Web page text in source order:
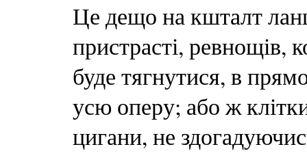
Це дещо на кшталт
пристрасті, ревнощів,
буде тягнутися, в
усю оперу; або ж
цигани, не